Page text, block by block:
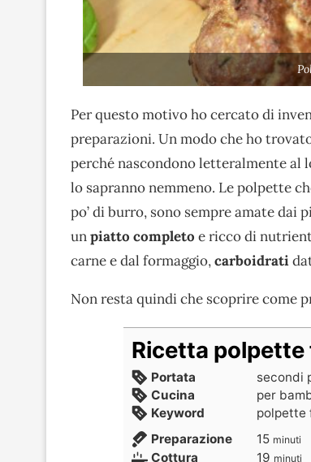
Per questo motivo ho cercato di
preparazioni. Un modo che ho
perché nascondono letteralmente al
lo sapranno nemmeno. Le polpette
po’ di burro, sono sempre amate
unpiatto completo e ricco di
carne e dal formaggio,carboidrati
Non resta quindi che scoprire come
Ricetta polpette
Portata
secondi
Cucina
per
Keyword
polpette
Preparazione
15 minuti
Cottura 19 minuti